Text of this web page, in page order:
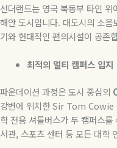
선더랜드는 영국 북동부 타인
해안 도시입니다. 대도시의 소
기와 현대적인 편의시설이 공존
최적의 멀티 캠퍼스 입지
파운데이션 과정은 도시 중심의
강변에 위치한 Sir Tom Cowie
학 전용 셔틀버스가 두 캠퍼스
서관, 스포츠 센터 등 모든 대학